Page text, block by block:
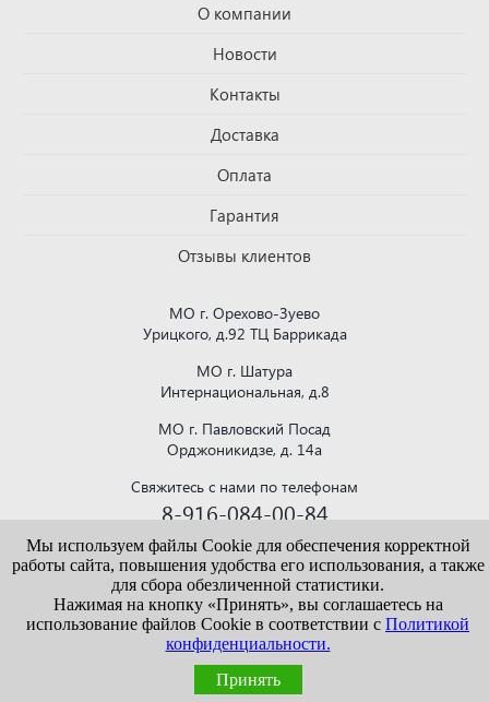
О компании
Новости
Контакты
Доставка
Оплата
Гарантия
Отзывы клиентов
МО г. Орехово-Зуево
Урицкого, д.92 ТЦ Баррикада
МО г. Шатура
Интернациональная, д.8
МО г. Павловский Посад
Орджоникидзе, д. 14а
Свяжитесь с нами по телефонам
8-916-084-00-84
или напишите на почту
krovlya150@mail.ru
Информация, представленная на сайте vekroof.ru, носит исключительно
ознакомительный характер и не является публичной офертой. Точные сведения о
ценах, условиях продажи и доставки уточняйте у наших менеджеров.
Пользовательское соглашение
/Карта сайта
Мы используем файлы Cookie для обеспечения корректной
работы сайта, повышения удобства его использования, а также
для сбора обезличенной статистики.
Нажимая на кнопку «Принять», вы соглашаетесь на
использование файлов Cookie в соответствии с Политикой
конфиденциальности.
Принять